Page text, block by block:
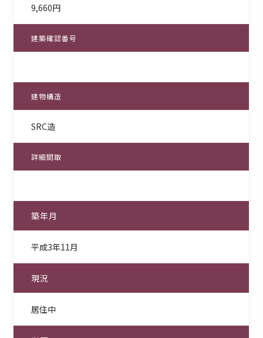
9,660円
建築確認番号
建物構造
SRC造
詳細間取
築年月
平成3年11月
現況
居住中